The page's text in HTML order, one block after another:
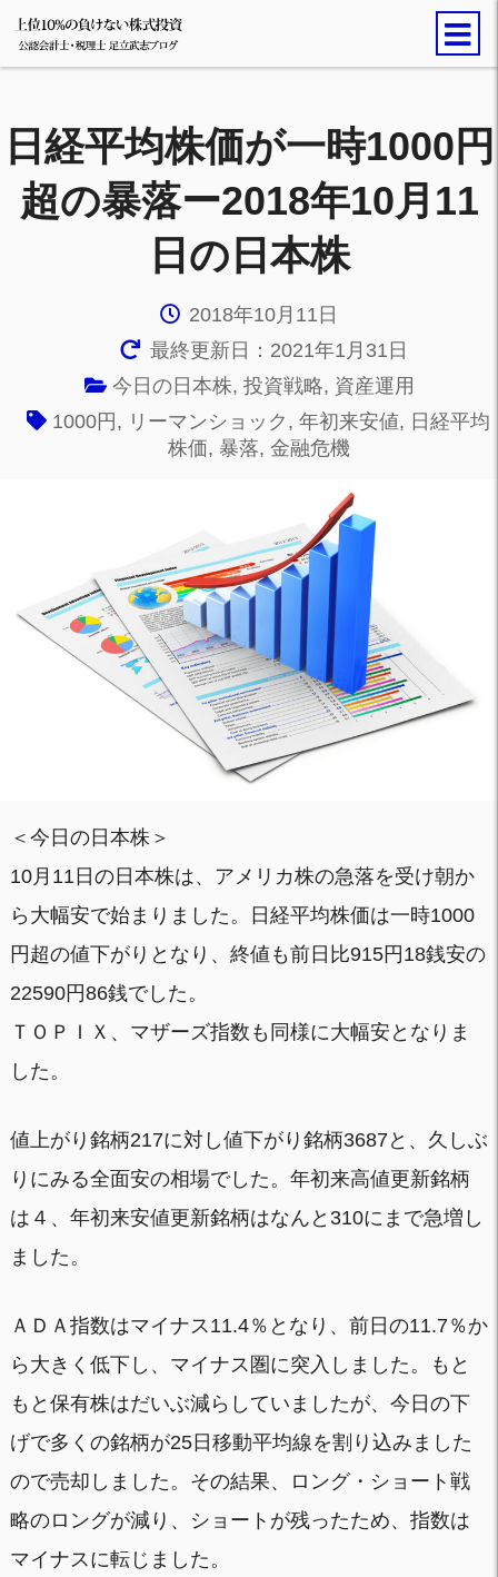
日経平均株価が一時1000円
超の暴落ー2018年10月11
日の日本株
2018年10月11日
最終更新日：2021年1月31日
今日の日本株, 投資戦略, 資産運用
1000円 , リーマンショック ,年初来安値, 日経平均
株価, 暴落, 金融危機
＜今日の日本株＞
10月11日の日本株は、アメリカ株の急落を受け朝か
ら大幅安で始まりました。日経平均株価は一時1000
円超の値下がりとなり、終値も前日比915円18銭安の
22590円86銭でした。
ＴＯＰＩＸ、マザーズ指数も同様に大幅安となりま
した。
値上がり銘柄217に対し値下がり銘柄3687と、久しぶ
りにみる全面安の相場でした。年初来高値更新銘柄
は４、年初来安値更新銘柄はなんと310にまで急増し
ました。
ＡＤＡ指数はマイナス11.4％となり、前日の11.7％か
ら大きく低下し、マイナス圏に突入しました。もと
もと保有株はだいぶ減らしていましたが、今日の下
げで多くの銘柄が25日移動平均線を割り込みました
ので売却しました。その結果、ロング・ショート戦
略のロングが減り、ショートが残ったため、指数は
マイナスに転じました。